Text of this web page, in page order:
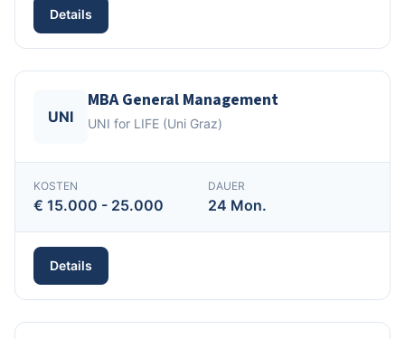
Details
UNI
MBA General Management
UNI for LIFE (Uni Graz)
KOSTEN
€ 15.000 - 25.000
DAUER
24 Mon.
Details